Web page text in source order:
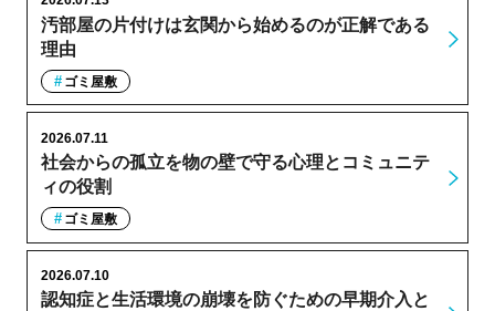
汚部屋の片付けは玄関から始めるのが正解である
理由
ゴミ屋敷
社会からの孤立を物の壁で守る心理とコミュニテ
ィの役割
2026.07.11
ゴミ屋敷
認知症と生活環境の崩壊を防ぐための早期介入と
2026.07.10